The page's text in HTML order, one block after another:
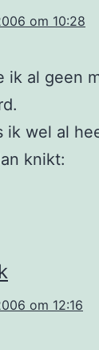
om 10:28
ik al geen
ik wel al
knikt:
om 12:16